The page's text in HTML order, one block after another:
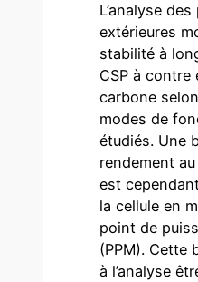
L’analyse
extérieures
stabilité à
CSP à contre
carbone
modes de
étudiés. Une
rendement
est
la cellule en
point de
(PPM). Cette
à l’analyse